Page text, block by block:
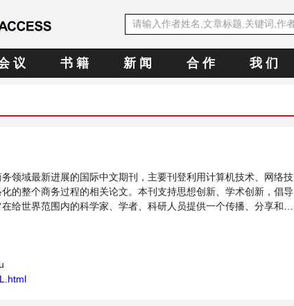
议 书 籍 新 闻 合 作 我 们
领域最新进展的国际中文期刊，主要刊登利用计算机技术、网络技
的整个商务过程的相关论文。本刊支持思想创新、学术创新，倡导
给世界范围内的科学家、学者、科研人员提供一个传播、分享和讨
。